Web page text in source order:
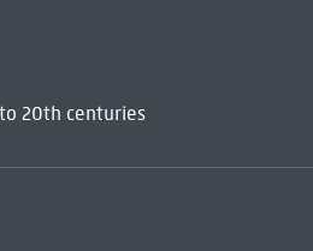
20th centuries